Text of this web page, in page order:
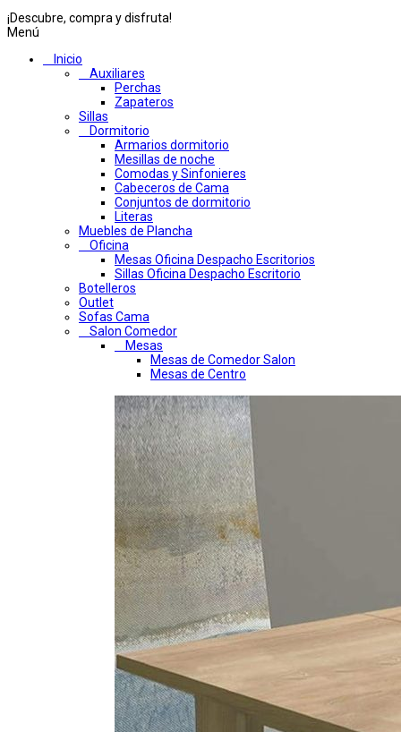
¡Descubre, compra y disfruta!
Menú
Inicio
Auxiliares
Perchas
Zapateros
Sillas
Dormitorio
Armarios dormitorio
Mesillas de noche
Comodas y Sinfonieres
Cabeceros de Cama
Conjuntos de dormitorio
Literas
Muebles de Plancha
Oficina
Mesas Oficina Despacho Escritorios
Sillas Oficina Despacho Escritorio
Botelleros
Outlet
Sofas Cama
Salon Comedor
Mesas
Mesas de Comedor Salon
Mesas de Centro